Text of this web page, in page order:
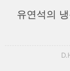
유연석의